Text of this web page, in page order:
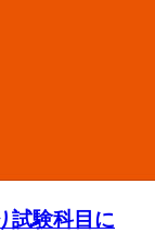
試験科目に